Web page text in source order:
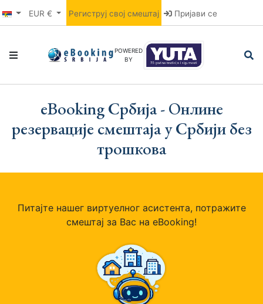
EUR € Региструј свој смештај Пријави се
POWERED
BY
eBooking Србија - Онлине
резервације смештаја у Србији без
трошкова
Питајте нашег виртуелног асистента, потражите
смештај за Вас на eBooking!